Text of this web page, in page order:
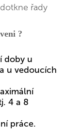
řady
?
doby u
a u vedoucích
4 a 8
práce.